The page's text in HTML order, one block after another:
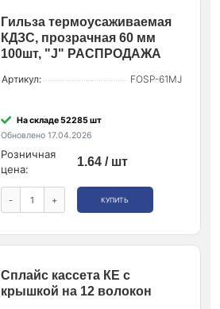
Гильза термоусаживаемая
КДЗС, прозрачная 60 мм
100шт, "J" РАСПРОДАЖА
Артикул: FOSP-61MJ
На складе 52285 шт
Обновлено 17.04.2026
Розничная
цена:
1.64 / шт
- + КУПИТЬ
Сплайс кассета КЕ с
крышкой на 12 волокон